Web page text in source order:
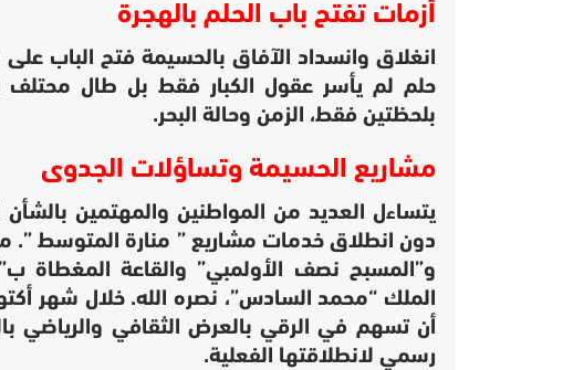
أزمات تفتح باب الحلم بالهجرة
انغلاق وانسداد الآفاق بالحسيمة فتح الباب
حلم لم يأسر عقول الكبار فقط بل طال محتلف
بلحظتين فقط، الزمن وحالة البحر.
مشاريع الحسيمة وتساؤلات الجدوى
يتساءل العديد من المواطنين والمهتمين
دون انطلاق خدمات مشاريع ” منارة المتوسط ”.
و”المسبح نصف الأولمبي” والقاعة المغطاة
أن تسهم في الرقي بالعرض الثقافي والرياضي
رسمي لانطلاقتها الفعلية.